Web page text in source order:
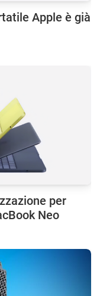
Apple è già
per
Neo